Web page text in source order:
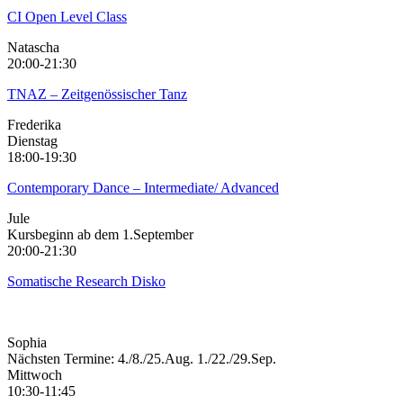
CI Open Level Class
Natascha
20:00-21:30
TNAZ – Zeitgenössischer Tanz
Frederika
Dienstag
18:00-19:30
Contemporary Dance – Intermediate/ Advanced
Jule
Kursbeginn ab dem 1.September
20:00-21:30
Somatische Research Disko
Sophia
Nächsten Termine: 4./8./25.Aug. 1./22./29.Sep.
Mittwoch
10:30-11:45